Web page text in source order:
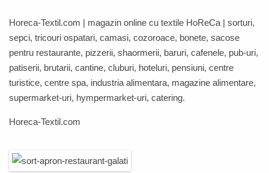
Horeca-Textil.com | magazin online cu textile HoReCa | sorturi,
sepci, tricouri ospatari, camasi, cozoroace, bonete, sacose
pentru restaurante, pizzerii, shaormerii, baruri, cafenele, pub-uri,
patiserii, brutarii, cantine, cluburi, hoteluri, pensiuni, centre
turistice, centre spa, industria alimentara, magazine alimentare,
supermarket-uri, hympermarket-uri, catering.
Horeca-Textil.com